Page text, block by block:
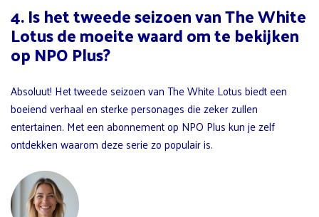
4. Is het tweede seizoen van The White
Lotus de moeite waard om te bekijken
op NPO Plus?
Absoluut! Het tweede seizoen van The White Lotus biedt een
boeiend verhaal en sterke personages die zeker zullen
entertainen. Met een abonnement op NPO Plus kun je zelf
ontdekken waarom deze serie zo populair is.